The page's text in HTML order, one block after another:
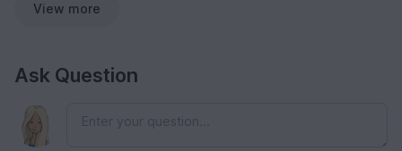
View more
Ask Question